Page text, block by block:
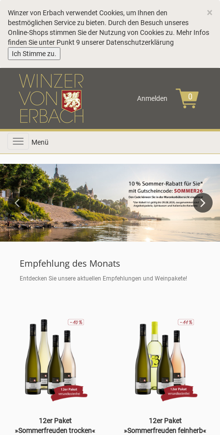
×
Winzer von Erbach verwendet Cookies, um Ihnen den
bestmöglichen Service zu bieten. Durch den Besuch unseres
Online-Shops stimmen Sie der Nutzung von Cookies zu. Mehr Infos
finden Sie unter Punkt 9 unserer Datenschutzerklärung
Ich Stimme zu.
Anmelden
Toggle
navigation
Menü
Previous Next
Empfehlung des Monats
Entdecken Sie unsere aktuellen Empfehlungen und Weinpakete!
12er Paket
»Sommerfreuden trocken«
12er Paket
»Sommerfreuden feinherb«